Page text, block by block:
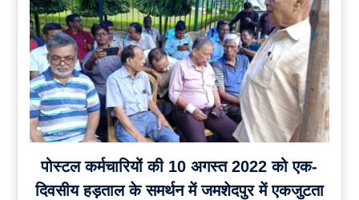
पोस्टल कर्मचारियों की 10 अगस्त 2022 को एक-
दिवसीय हड़ताल के समर्थन में जमशेदपुर में एकजुटता